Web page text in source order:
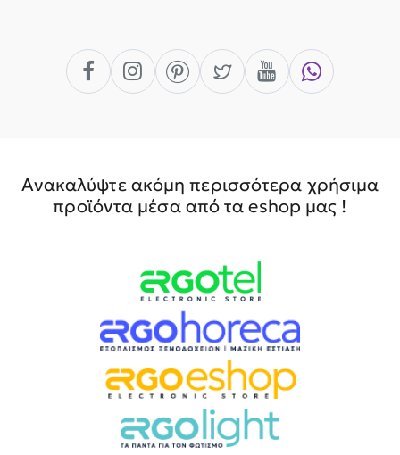
Ανακαλύψτε ακόμη περισσότερα χρήσιμα
προϊόντα μέσα από τα eshop μας !